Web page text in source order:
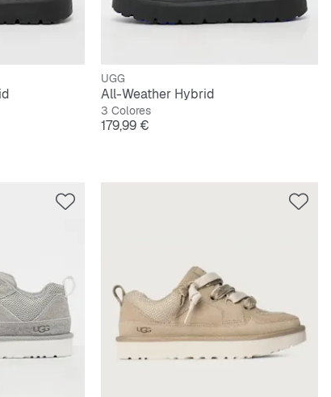
UGG
All-Weather Hybrid
3 Colores
Precio
179,99 €